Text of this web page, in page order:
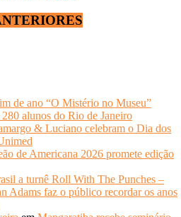
de ano “O Mistério no Museu”
alunos do Rio de Janeiro
& Luciano celebram o Dia dos
de Americana 2026 promete edição
a turnê Roll With The Punches –
Adams faz o público recordar os anos